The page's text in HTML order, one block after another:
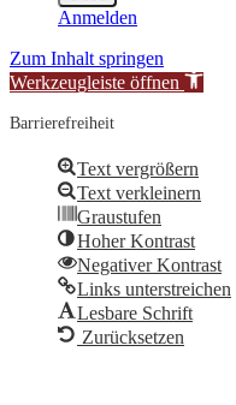
Anmelden
Zum Inhalt springen
Werkzeugleiste öffnen
Barrierefreiheit
Text vergrößern
Text verkleinern
Graustufen
Hoher Kontrast
Negativer Kontrast
Links unterstreichen
Lesbare Schrift
Zurücksetzen